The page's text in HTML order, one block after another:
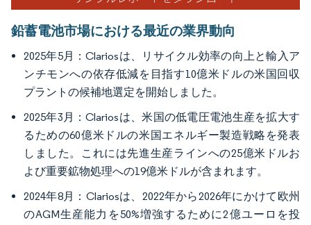
鉛蓄電池市場における最近の業界動向
2025年5月：Clariosは、リサイクル効率の向上と輸入ア
ンチモンへの依存低減を目指す10億米ドルの米国回収
プラントの候補地選定を開始しました。
2025年3月：Clariosは、米国の低電圧電池生産を拡大す
るための60億米ドルの米国エネルギー製造戦略を発表
しました。これには先進生産ラインへの25億米ドルお
よび重要鉱物処理への19億米ドルが含まれます。
2024年8月：Clariosは、2022年から2026年にかけて欧州
のAGM生産能力を50%増強するために2億ユーロを投